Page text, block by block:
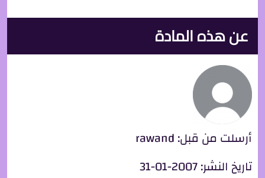
عن هذه المادة
أرسلت من قبل:rawand
تاريخ النشر:2007-01-31